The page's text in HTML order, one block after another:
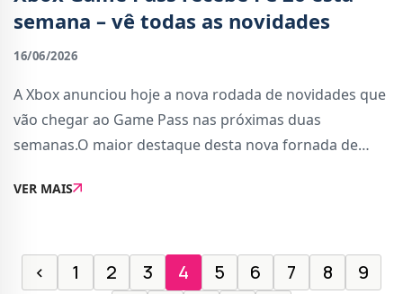
semana – vê todas as novidades
16/06/2026
A Xbox anunciou hoje a nova rodada de novidades que
vão chegar ao Game Pass nas próximas duas
semanas.O maior destaque desta nova fornada de
para download a 18 de junho. Outras adições importa
VER MAIS
‹ 1 2 3 4 5 6 7 8
9